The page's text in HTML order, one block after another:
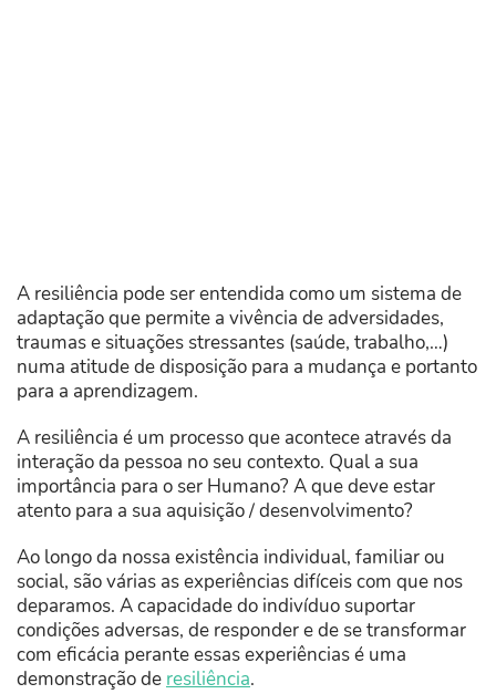
A resiliência pode ser entendida como um sistema de
adaptação que permite a vivência de adversidades,
traumas e situações stressantes (saúde, trabalho,…)
numa atitude de disposição para a mudança e portanto
para a aprendizagem.
A resiliência é um processo que acontece através da
interação da pessoa no seu contexto. Qual a sua
importância para o ser Humano? A que deve estar
atento para a sua aquisição / desenvolvimento?
Ao longo da nossa existência individual, familiar ou
social, são várias as experiências difíceis com que nos
deparamos. A capacidade do indivíduo suportar
condições adversas, de responder e de se transformar
com eficácia perante essas experiências é uma
demonstração de resiliência.